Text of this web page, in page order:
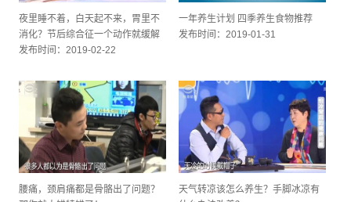
夜里睡不着，白天起不来，胃里不
消化？节后综合征一个动作就缓解
发布时间：2019-02-22
一年养生计划 四季养生食物推荐
发布时间：2019-01-31
腰痛，颈肩痛都是骨骼出了问题？
天气转凉该怎么养生？手脚冰凉有